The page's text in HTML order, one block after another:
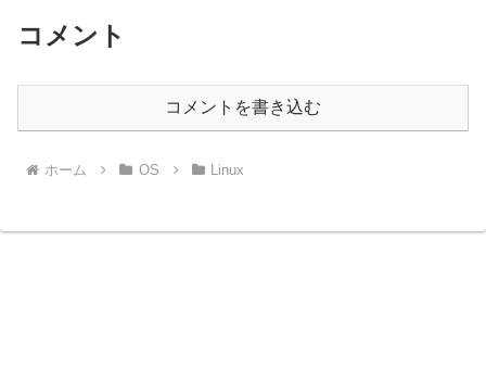
コメント
コメントを書き込む
ホーム OS Linux